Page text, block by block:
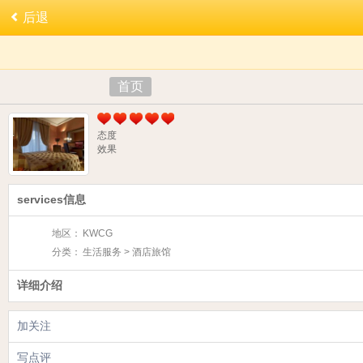
后退
首页
态度
效果
services信息
地区：
KWCG
分类： 生活服务 > 酒店旅馆
详细介绍
加关注
写点评